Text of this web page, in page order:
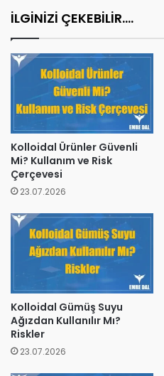
İLGİNİZİ ÇEKEBİLİR....
Kolloidal Ürünler Güvenli
Mi? Kullanım ve Risk
Çerçevesi
23.07.2026
Kolloidal Gümüş Suyu
Ağızdan Kullanılır Mı?
Riskler
23.07.2026